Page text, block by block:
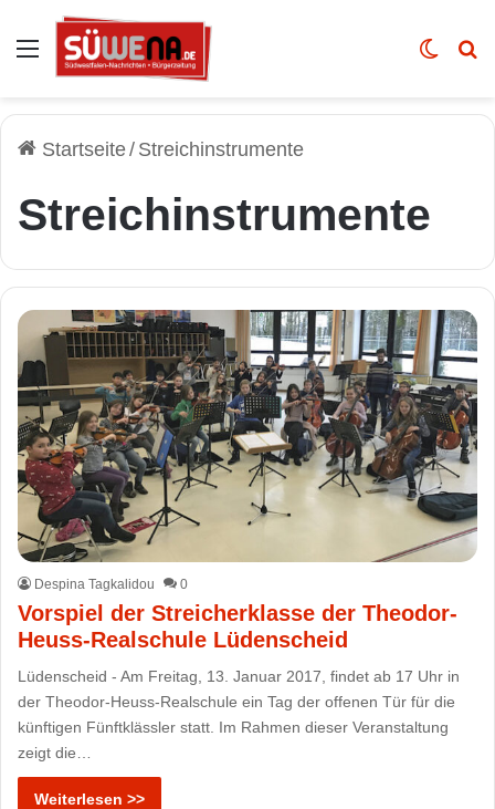
Auswahl Skin
Startseite/ Streichinstrumente
Streichinstrumente
Despina Tagkalidou 0
Vorspiel der Streicherklasse der Theodor-
Heuss-Realschule Lüdenscheid
Lüdenscheid - Am Freitag, 13. Januar 2017, findet ab 17 Uhr in
der Theodor-Heuss-Realschule ein Tag der offenen Tür für die
künftigen Fünftklässler statt. Im Rahmen dieser Veranstaltung
zeigt die…
Weiterlesen >>